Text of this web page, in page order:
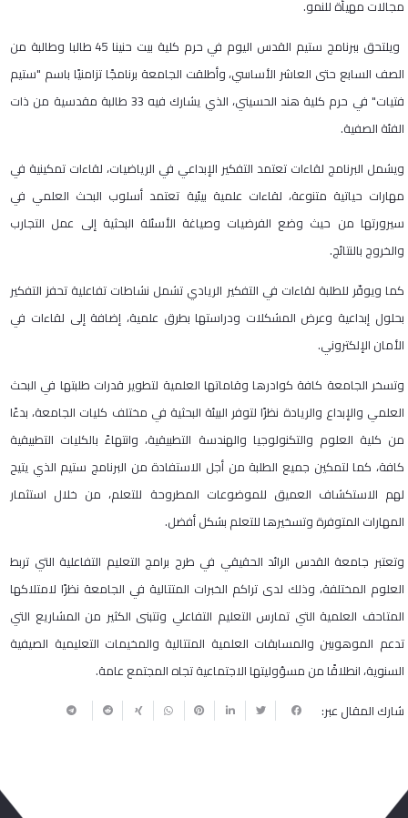
مجالات مهيأة للنمو.
ويلتحق ببرنامج ستيم القدس اليوم في حرم كلية بيت حنينا 45 طالبا وطالبة من
الصف السابع حتى العاشر الأساسي، وأطلقت الجامعة برنامجًا تزامنيًا باسم "ستيم
فتيات" في حرم كلية هند الحسيني، الذي يشارك فيه 33 طالبة مقدسية من ذات
الفئة الصفية.
ويشمل البرنامج لقاءات تعتمد التفكير الإبداعي في الرياضيات، لقاءات تمكينية في
مهارات حياتية متنوعة، لقاءات علمية بيئية تعتمد أسلوب البحث العلمي في
سيرورتها من حيث وضع الفرضيات وصياغة الأسئلة البحثية إلى عمل التجارب
والخروج بالنتائج.
كما ويوفّر للطلبة لقاءات في التفكير الريادي تشمل نشاطات تفاعلية تحفز التفكير
بحلول إبداعية وعرض المشكلات ودراستها بطرق علمية، إضافة إلى لقاءات في
الأمان الإلكتروني.
وتسخر الجامعة كافة كوادرها وقاماتها العلمية لتطوير قدرات طلبتها في البحث
العلمي والإبداع والريادة نظرًا لتوفر البيئة البحثية في مختلف كليات الجامعة، بدءًا
من كلية العلوم والتكنولوجيا والهندسة التطبيقية، وانتهاءً بالكليات التطبيقية
كافة، كما لتمكين جميع الطلبة من أجل الاستفادة من البرنامج ستيم الذي يتيح
لهم الاستكشاف العميق للموضوعات المطروحة للتعلم، من خلال استثمار
المهارات المتوفرة وتسخيرها للتعلم بشكل أفضل.
وتعتبر جامعة القدس الرائد الحقيقي في طرح برامج التعليم التفاعلية التي تربط
العلوم المختلفة، وذلك لدى تراكم الخبرات المتتالية في الجامعة نظرًا لامتلاكها
المتاحف العلمية التي تمارس التعليم التفاعلي وتتبنى الكثير من المشاريع التي
تدعم الموهوبين والمسابقات العلمية المتتالية والمخيمات التعليمية الصيفية
السنوية، انطلاقًا من مسؤوليتها الاجتماعية تجاه المجتمع عامة.
شارك المقال عبر: